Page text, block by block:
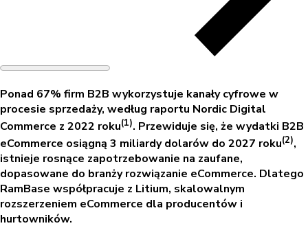
Ponad 67% firm B2B wykorzystuje kanały cyfrowe w
procesie sprzedaży, według raportu Nordic Digital
Commerce z 2022 roku(1). Przewiduje się, że wydatki B2B
eCommerce osiągną 3 miliardy dolarów do 2027 roku(2),
istnieje rosnące zapotrzebowanie na zaufane,
dopasowane do branży rozwiązanie eCommerce. Dlatego
RamBase współpracuje z Litium, skalowalnym
rozszerzeniem eCommerce dla producentów i
hurtowników.